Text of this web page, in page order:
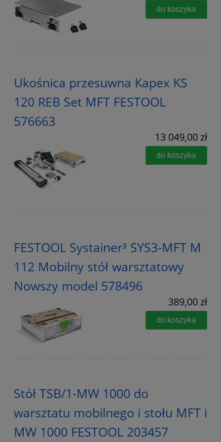
do koszyka
Ukośnica przesuwna Kapex KS
120 REB Set MFT FESTOOL
576663
13 049,00 zł
do koszyka
FESTOOL Systainer³ SYS3-MFT M
112 Mobilny stół warsztatowy
Nowszy model 578496
389,00 zł
do koszyka
Stół TSB/1-MW 1000 do
warsztatu mobilnego i stołu MFT i
MW 1000 FESTOOL 203457